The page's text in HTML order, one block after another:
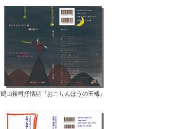
鶴山裕司抒情詩『おこりんぼうの王様』